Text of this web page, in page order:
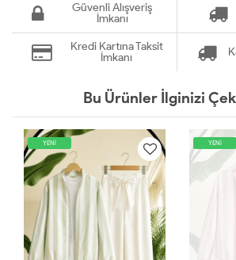
Güvenli Alışveriş
İmkanı
Kredi Kartına Taksit
İmkanı
Bu Ürünler İlginizi
YENİ YENİ